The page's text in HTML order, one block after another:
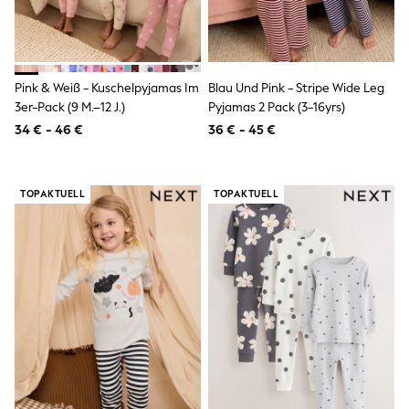
Spiderman
THE SET
All Clothing
T-Shirts
Shorts
Shirts
Kurtas
Sets & Outfits
Tops
Coats & Jackets
Jeans
Joggers
Nightwear & Pyjamas
Swimwear
Suits & Waistcoats
Dungarees
Multipacks
All Holiday Shop
Tops & T-Shirts
Sandals & Sliders
Rash Vests
Pink & Weiß - Kuschelpyjamas Im
3er-Pack (9 M.–12 J.)
34 € - 46 €
Blau Und Pink - Stripe Wide Leg
Pyjamas 2 Pack (3-16yrs)
36 € - 45 €
TOPAKTUELL TOPAKTUELL